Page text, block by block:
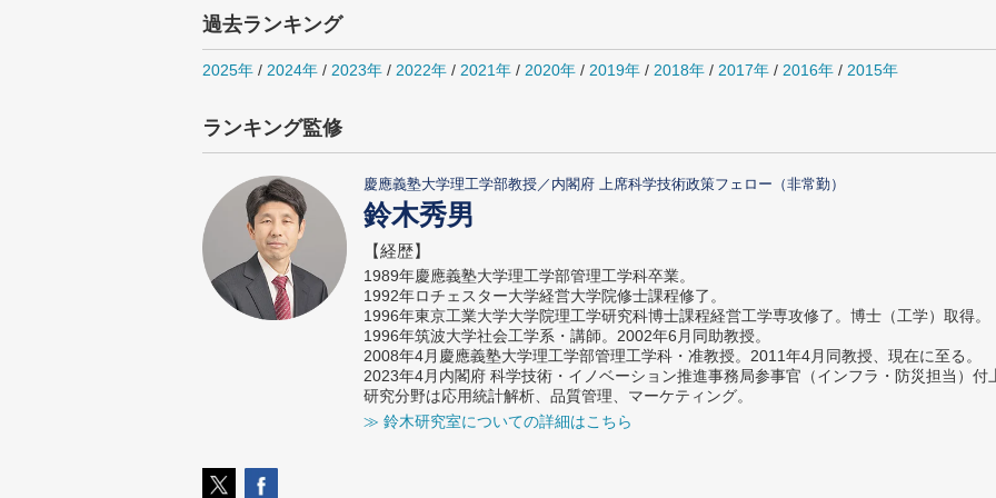
過去ランキング
2025年 / 2024年 / 2023年 / 2022年 / 2021年 / 2020年 / 2019年 / 2018年 / 2017年 / 2016年 / 2015年
ランキング監修
慶應義塾大学理工学部教授／内閣府 上席科学技術政策フェロー（非常勤）
鈴木秀男
【経歴】
1989年慶應義塾大学理工学部管理工学科卒業。
1992年ロチェスター大学経営大学院修士課程修了。
1996年東京工業大学大学院理工学研究科博士課程経営工学専攻修了。博士（工学）取得。
1996年筑波大学社会工学系・講師。2002年6月同助教授。
2008年4月慶應義塾大学理工学部管理工学科・准教授。2011年4月同教授、現在に至る。
2023年4月内閣府 科学技術・イノベーション推進事務局参事官（インフラ・防災担当）
研究分野は応用統計解析、品質管理、マーケティング。
≫ 鈴木研究室についての詳細はこちら